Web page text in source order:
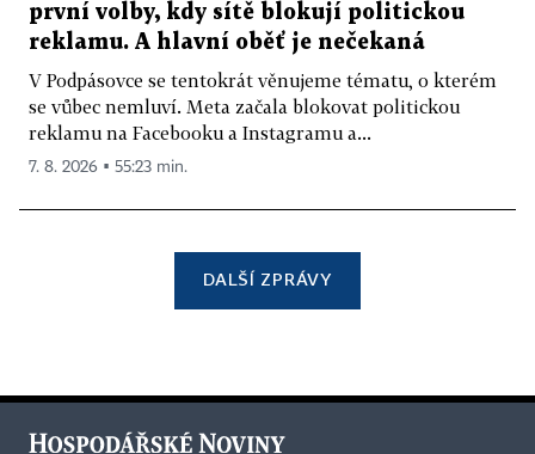
první volby, kdy sítě blokují politickou
reklamu. A hlavní oběť je nečekaná
V Podpásovce se tentokrát věnujeme tématu, o kterém
se vůbec nemluví. Meta začala blokovat politickou
reklamu na Facebooku a Instagramu a...
7. 8. 2026 ▪ 55:23 min.
DALŠÍ ZPRÁVY